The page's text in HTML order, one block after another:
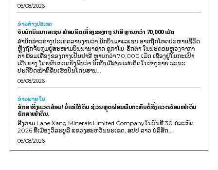
06/08/2026
ຂ່າວຕ່າງປະເທດ
ຈັບນັກບິນມາເລເຊຍ ພ້ອມຍຶດເຄື່ອງຂອງກາງ ຢາອີ ຫຼາຍກວ່າ 70,000 ເມັດ
ສຳນັກຂ່າວຕ່າງປະເທດລາຍງານວ່າ ນັກບິນມາເລເຊຍ ອາດຖືກໂທດປະຫານຊີວິດ
ຫຼັງຖືກຈັບກຸມຢູ່ສະໜາມບິນນານາຊາດ ຊູກາໂນ-ຮັດຕາ ໃນນະຄອນຫຼວງຈາກາ
ຕາ ພ້ອມເຄື່ອງຂອງກາງເປັນຢາອີ ຫຼາຍກວ່າ 70,000 ເມັດ ເຊື່ອງຢູ່ໃນກະເປົາ
ເດີນທາງ ໂດຍຜົນກວດຍັງພົບວ່າ ນັກບິນມີສານເສບຕິດໃນຮ່າງກາຍ ຂະນະ
ປະຕິບັດໜ້າທີ່ຂັບເຮືອບິນໂດຍສານ...
06/08/2026
ຂ່າວພາຍ​ໃນ
ຮັກສາສິ່ງແວດລ້ອມ! ບໍ່ແຮ່ໃຕ້ດິນ ຊ່ວຍຫຼຸດຜ່ອນຜົນກະທົບຕໍ່ສິ່ງແວດລ້ອມໜ້າດິນ
ຮັກສາໜ້າດິນ.
ອີງຕາມ Lane Xang Minerals Limited Companyໃນວັນທີ 30 ກໍລະກົດ
2026 ທີ່ເມືອງວິລະບູລີ ແຂວງສະຫວັນນະເຂດ, ສປປ ລາວ ບໍລິສັດ...
06/08/2026